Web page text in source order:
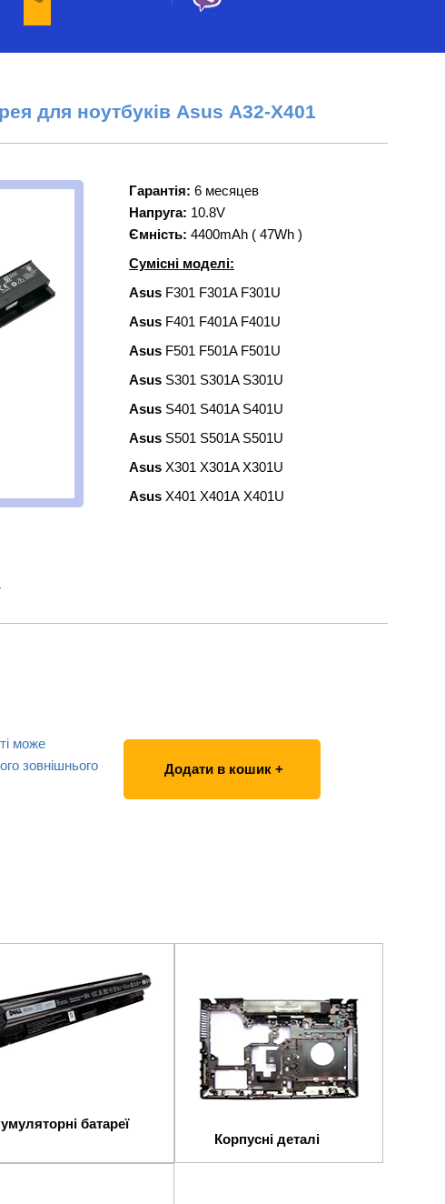
для ноутбуків Asus A32-X401
Гарантія: 6 месяцев
Напруга: 10.8V
Ємність: 4400mAh ( 47Wh )
Сумісні моделі:
Asus F301 F301A F301U
Asus F401 F401A F401U
Asus F501 F501A F501U
Asus S301 S301A S301U
Asus S401 S401A S401U
Asus S501 S501A S501U
Asus X301 X301A X301U
Asus X401 X401A X401U
може
зовнішнього
Додати в кошик +
батареї
Корпусні деталі